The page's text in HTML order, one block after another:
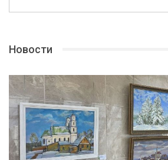
Новости